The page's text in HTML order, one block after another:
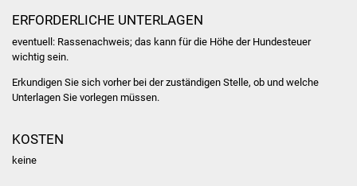
Presse
Bürger & Service
ERFORDERLICHE UNTERLAGEN
eventuell: Rassenachweis; das kann für die Höhe der Hundesteuer
wichtig sein.
Erkundigen Sie sich vorher bei der zuständigen Stelle, ob und welche
Unterlagen Sie vorlegen müssen.
KOSTEN
keine